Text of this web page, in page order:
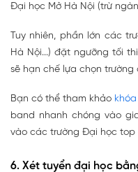
Đại học Mở Hà Nội (trừ
Tuy nhiên, phần lớn các
Hà Nội...) đặt ngưỡng tối
sẽ hạn chế lựa chọn
Bạn có thể tham khảo khóa
band nhanh chóng vào
vào các trường Đại học top
6. Xét tuyển đại học